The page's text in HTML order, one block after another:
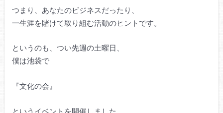
つまり、あなたのビジネスだったり、
一生涯を賭けて取り組む活動のヒントです。
というのも、つい先週の土曜日、
僕は池袋で
『文化の会』
というイベントを開催しました。